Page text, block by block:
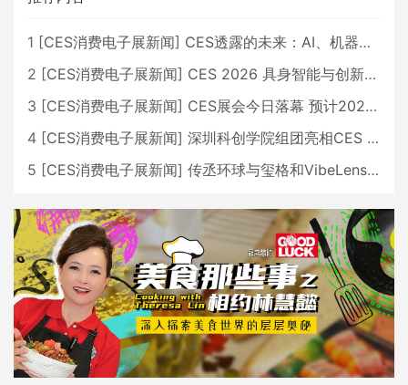
1 [CES消费电子展新闻] CES透露的未来：AI、机器人与智能生活大爆发
2 [CES消费电子展新闻] CES 2026 具身智能与创新领域 中国公司大放异彩
3 [CES消费电子展新闻] CES展会今日落幕 预计2026行业收入将超五千亿美元
4 [CES消费电子展新闻] 深圳科创学院组团亮相CES 广受好评
5 [CES消费电子展新闻] 传丞环球与玺格和VibeLens共同推出全新耳机